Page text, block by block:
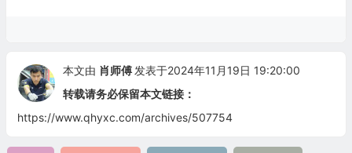
本文由 肖师傅 发表于2024年11月19日 19:20:00
转载请务必保留本文链接：
https://www.qhyxc.com/archives/507754